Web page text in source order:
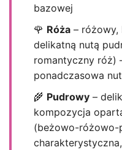
bazowej
🌹 Róża– różowy,
delikatną nutą
romantyczny róż)
ponadczasowa
🌾 Pudrowy–
kompozycja
(beżowo-